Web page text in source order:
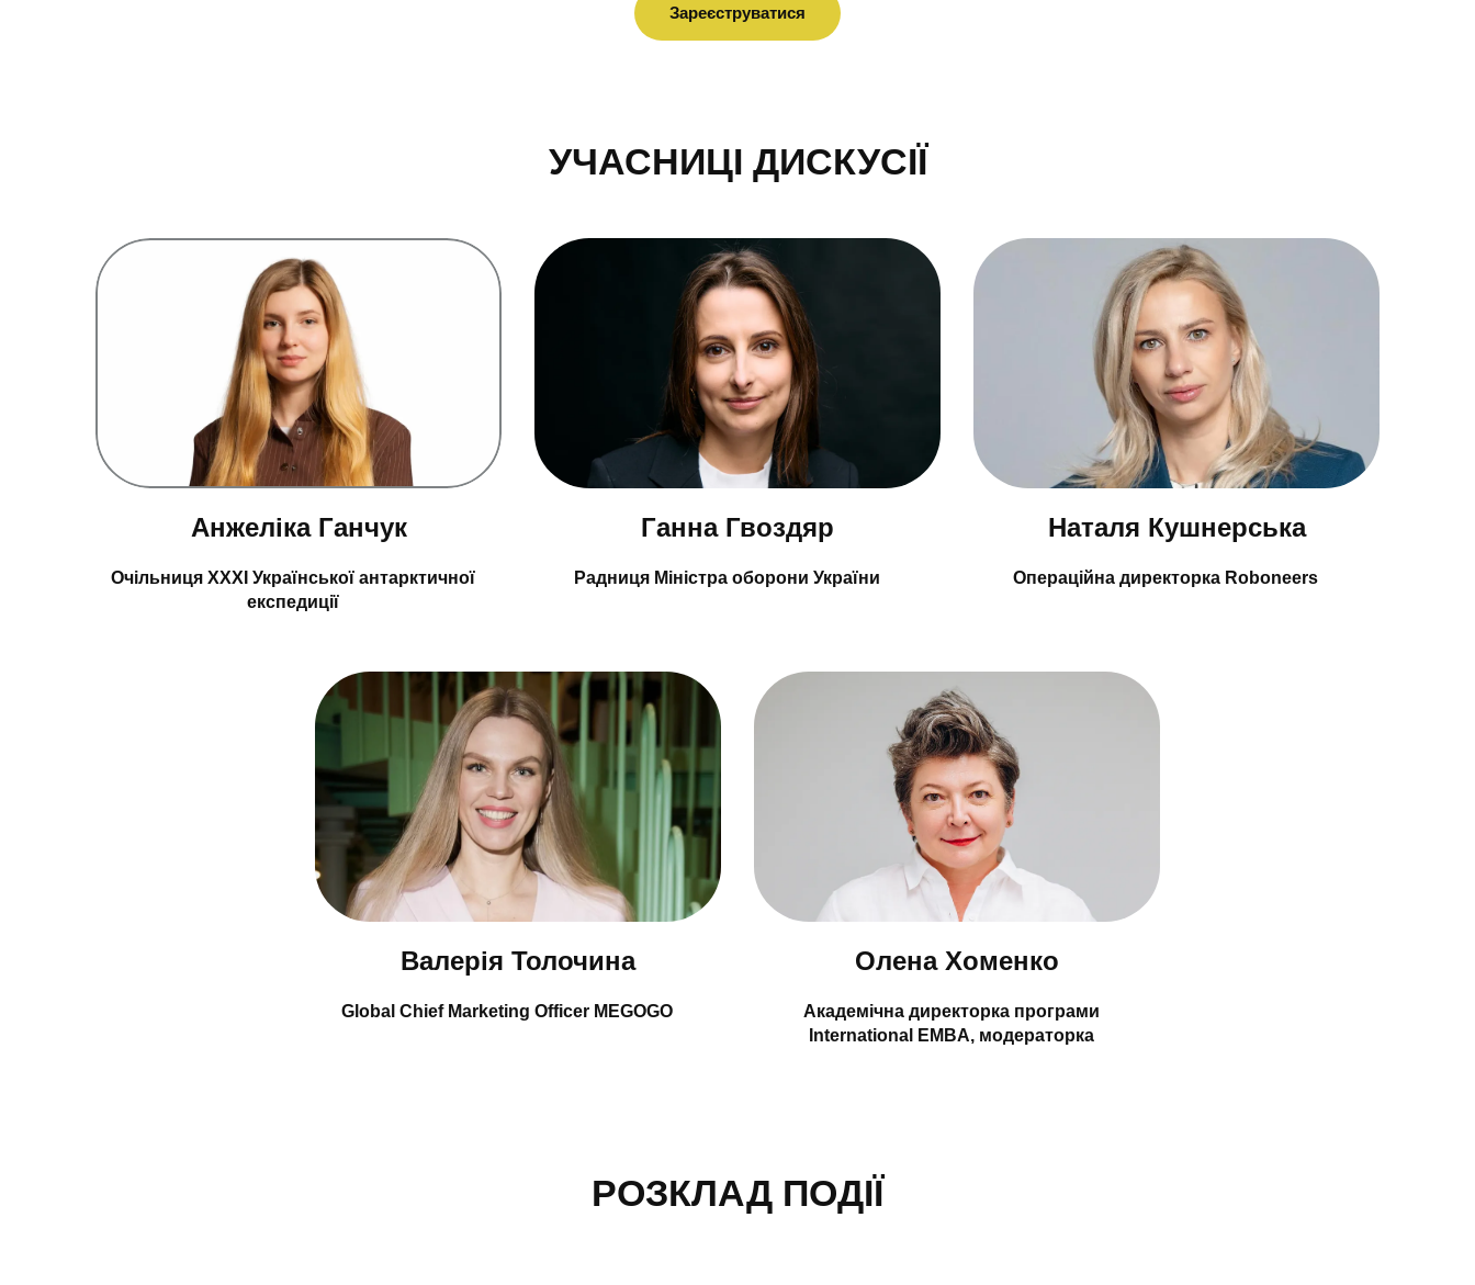
Зареєструватися
УЧАСНИЦІ ДИСКУСІЇ
Анжеліка Ганчук
Очільниця XXXI Української антарктичної
експедиції
Ганна Гвоздяр
Радниця Міністра оборони України
Наталя Кушнерська
Операційна директорка Roboneers
Валерія Толочина
Global Chief Marketing Officer MEGOGO
Олена Хоменко
Академічна директорка програми
International EMBA, модераторка
РОЗКЛАД ПОДІЇ